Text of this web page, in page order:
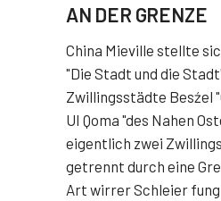
AN DER GRENZE
China Mieville stellte
"Die Stadt und die
Zwillingsstädte Besźel
UI Qoma "des Nahen
eigentlich zwei
getrennt durch eine
Art wirrer Schleier